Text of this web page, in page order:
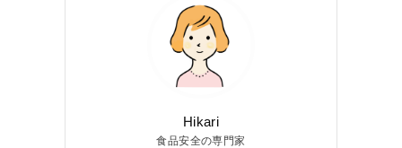
Hikari
食品安全の専門家